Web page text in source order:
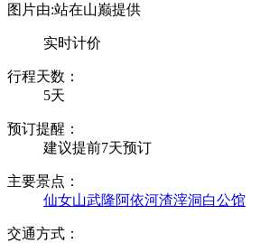
图片由:站在山巅提供
实时计价
行程天数：
5天
预订提醒：
建议提前7天预订
主要景点：
仙女山武隆阿依河渣滓洞白公馆
交通方式：